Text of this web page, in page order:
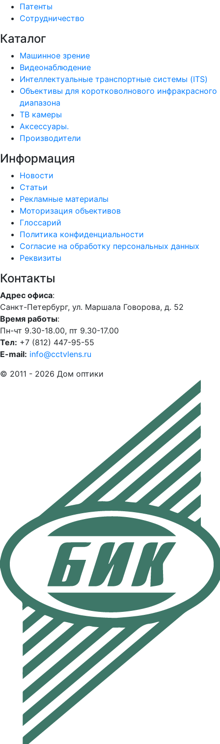
Патенты
Сотрудничество
Каталог
Машинное зрение
Видеонаблюдение
Интеллектуальные транспортные системы (ITS)
Объективы для коротковолнового инфракрасного
диапазона
ТВ камеры
Аксессуары.
Производители
Информация
Новости
Статьи
Рекламные материалы
Моторизация объективов
Глоссарий
Политика конфиденциальности
Согласие на обработку персональных данных
Реквизиты
Контакты
Адрес офиса:
Санкт-Петербург, ул. Маршала Говорова, д. 52
Время работы:
Пн-чт 9.30-18.00, пт 9.30-17.00
Тел: +7 (812) 447-95-55
E-mail: info@cctvlens.ru
© 2011 - 2026 Дом оптики